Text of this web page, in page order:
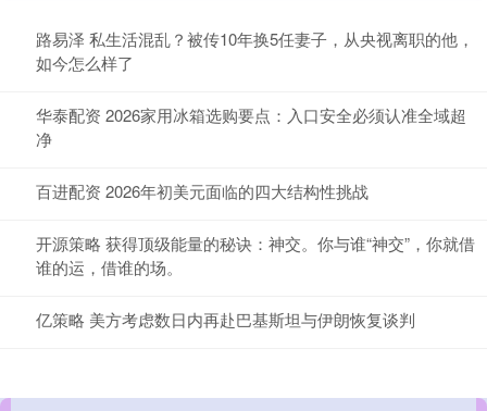
路易泽 私生活混乱？被传10年换5任妻子，从央视离职的他，
如今怎么样了
华泰配资 2026家用冰箱选购要点：入口安全必须认准全域超
净
百进配资 2026年初美元面临的四大结构性挑战
开源策略 获得顶级能量的秘诀：神交。你与谁“神交”，你就借
谁的运，借谁的场。
亿策略 美方考虑数日内再赴巴基斯坦与伊朗恢复谈判